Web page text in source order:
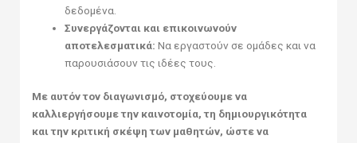
δεδομένα.
Συνεργάζονται και επικοινωνούν
αποτελεσματικά: Να εργαστούν σε ομάδες και να
παρουσιάσουν τις ιδέες τους.
Με αυτόν τον διαγωνισμό, στοχεύουμε να
καλλιεργήσουμε την καινοτομία, τη δημιουργικότητα
και την κριτική σκέψη των μαθητών, ώστε να